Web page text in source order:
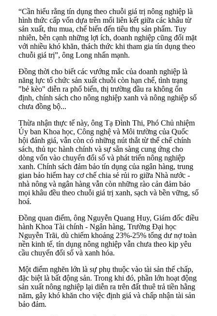
“Cần hiểu rằng tín dụng theo chuỗi giá trị nông nghiệp là
hình thức cấp vốn dựa trên mối liên kết giữa các khâu từ
sản xuất, thu mua, chế biến đến tiêu thụ sản phẩm. Tuy
nhiên, bên cạnh những lợi ích, doanh nghiệp cũng đối mặt
với nhiều khó khăn, thách thức khi tham gia tín dụng theo
chuỗi giá trị”, ông Long nhấn mạnh.
Đồng thời cho biết các vướng mắc của doanh nghiệp là
năng lực tổ chức sản xuất chuỗi còn hạn chế, tình trạng
"bẻ kèo" diễn ra phổ biến, thị trường đầu ra không ổn
định, chính sách cho nông nghiệp xanh và nông nghiệp số
chưa đồng bộ...
Thừa nhận thực tế này, ông Tạ Đình Thi, Phó Chủ nhiệm
Ủy ban Khoa học, Công nghệ và Môi trường của Quốc
hội đánh giá, vẫn còn có những nút thắt từ thể chế chính
sách, thủ tục hành chính và sự sẵn sàng cung ứng cho
dòng vốn vào chuyển đổi số và phát triển nông nghiệp
xanh. Chính sách đảm bảo tín dụng của ngân hàng, trung
gian bảo hiểm hay cơ chế chia sẻ rủi ro giữa Nhà nước -
nhà nông và ngân hàng vẫn còn những rào cản đảm bảo
mọi khâu đều theo chuỗi giá trị xanh, sạch và bền vững, số
hoá.
Đồng quan điểm, ông Nguyễn Quang Huy, Giám đốc điều
hành Khoa Tài chính - Ngân hàng, Trường Đại học
Nguyễn Trãi, dù chiếm khoảng 23%-25% tổng dư nợ toàn
nền kinh tế, tín dụng nông nghiệp vẫn chưa theo kịp yêu
cầu chuyển đổi số và xanh hóa.
Một điểm nghẽn lớn là sự phụ thuộc vào tài sản thế chấp,
đặc biệt là bất động sản. Trong khi đó, phần lớn hoạt động
sản xuất nông nghiệp lại diễn ra trên đất thuê trả tiền hằng
năm, gây khó khăn cho việc định giá và chấp nhận tài sản
bảo đảm.